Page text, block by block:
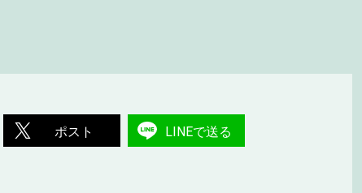
ポスト LINEで送る